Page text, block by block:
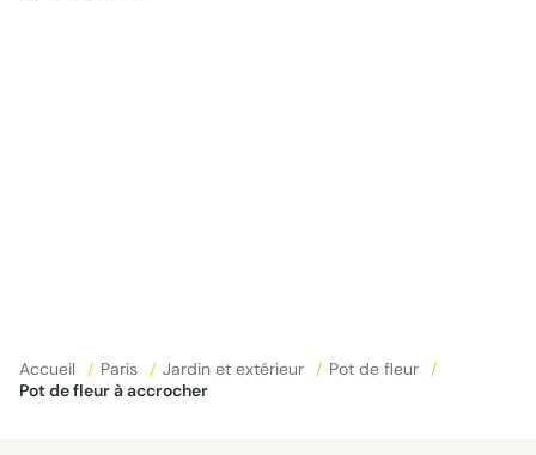
Accueil / Paris / Jardin et extérieur / Pot de fleur
/
Pot de fleur à accrocher